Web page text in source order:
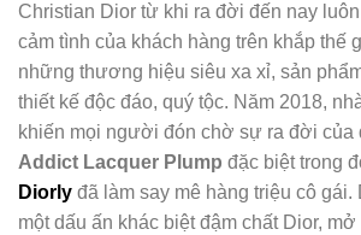
Christian Dior từ khi ra đời đến nay
cảm tình của khách hàng trên khắp thế
những thương hiệu siêu xa xỉ, sản
thiết kế độc đáo, quý tộc. Năm 2018,
khiến mọi người đón chờ sự ra đời của
Addict Lacquer Plump đặc biệt trong
Diorly đã làm say mê hàng triệu cô gái.
một dấu ấn khác biệt đậm chất Dior,